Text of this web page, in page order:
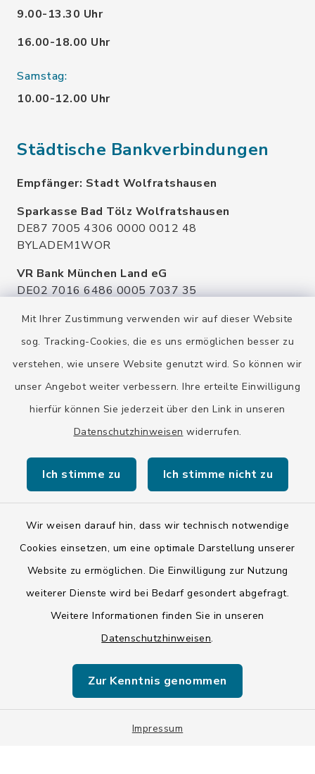
Mit Ihrer Zustimmung verwenden wir auf dieser Website
sog. Tracking-Cookies, die es uns ermöglichen besser zu
verstehen, wie unsere Website genutzt wird. So können wir
unser Angebot weiter verbessern. Ihre erteilte Einwilligung
hierfür können Sie jederzeit über den Link in unseren
Datenschutzhinweisen widerrufen.
Ich stimme zu Ich stimme nicht zu
Wir weisen darauf hin, dass wir technisch notwendige
Cookies einsetzen, um eine optimale Darstellung unserer
Website zu ermöglichen. Die Einwilligung zur Nutzung
weiterer Dienste wird bei Bedarf gesondert abgefragt.
Weitere Informationen finden Sie in unseren
Datenschutzhinweisen.
Zur Kenntnis genommen
Impressum
9.00-13.30 Uhr
16.00-18.00 Uhr
Samstag:
10.00-12.00 Uhr
Städtische Bankverbindungen
Empfänger: Stadt Wolfratshausen
Sparkasse Bad Tölz Wolfratshausen
DE87 7005 4306 0000 0012 48
BYLADEM1WOR
VR Bank München Land eG
DE02 7016 6486 0005 7037 35
Raiffeisenbank Isar Loisachtal eG
DE92 7016 9543 0001 0005 00
GENODEF1HHS
HypoVereinsbank
DE20 7002 0270 3630 1010 09
HYVEDEMMXXX
Kontakt
Datenschutz
Sitemap